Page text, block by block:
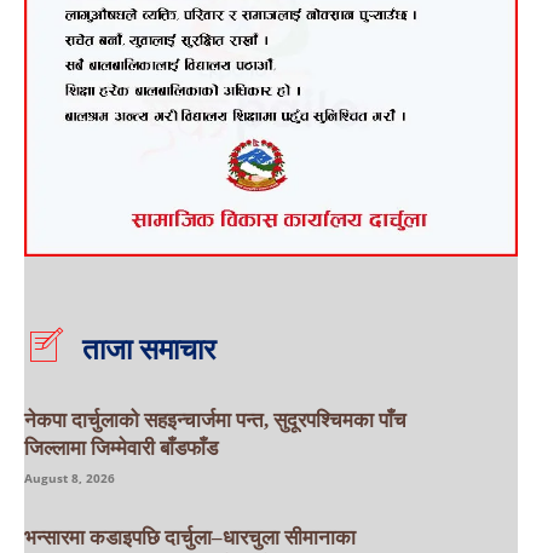
ताजा समाचार
नेकपा दार्चुलाको सहइन्चार्जमा पन्त, सुदूरपश्चिमका पाँच
जिल्लामा जिम्मेवारी बाँडफाँड
August 8, 2026
भन्सारमा कडाइपछि दार्चुला–धारचुला सीमानाका